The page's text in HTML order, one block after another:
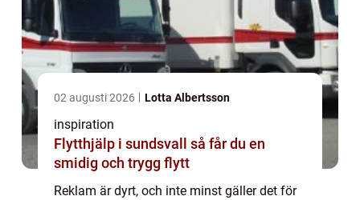
02 augusti 2026 Lotta Albertsson
inspiration
Flytthjälp i sundsvall så får du en
smidig och trygg flytt
Reklam är dyrt, och inte minst gäller det för